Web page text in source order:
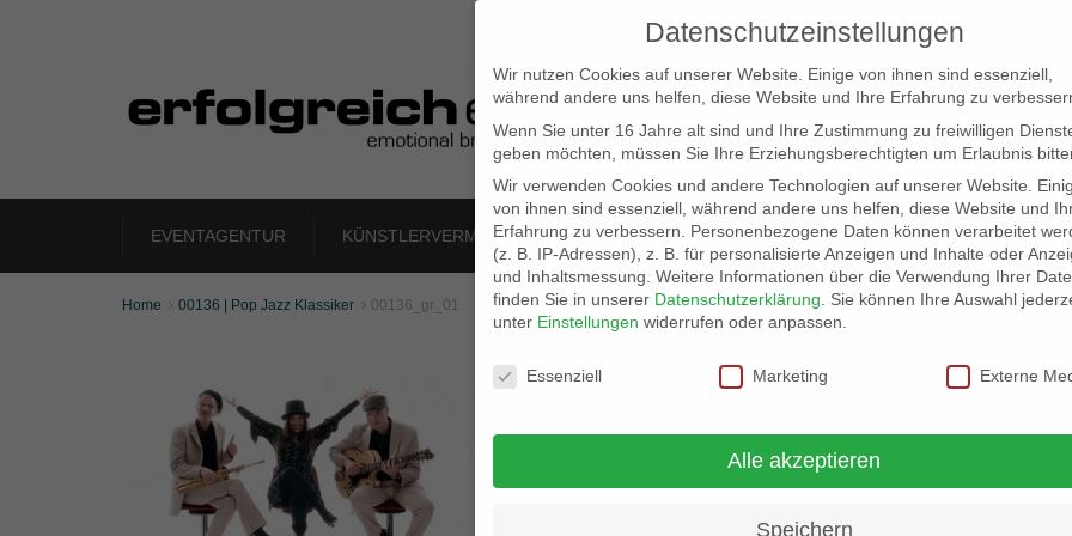
EVENTAGENTUR KÜNSTLERVERMITTLUNG LOCATION SCOUT ELB-LOCATION: PANORAMA
Home  00136 | Pop Jazz Klassiker  00136_gr_01
Datenschutzeinstellungen
Wir nutzen Cookies auf unserer Website. Einige von ihnen sind essenziell,
während andere uns helfen, diese Website und Ihre Erfahrung zu
Wenn Sie unter 16 Jahre alt sind und Ihre Zustimmung zu freiwilligen
geben möchten, müssen Sie Ihre Erziehungsberechtigten um Erlaubnis
Wir verwenden Cookies und andere Technologien auf unserer Website.
von ihnen sind essenziell, während andere uns helfen, diese Website und
Erfahrung zu verbessern.
Personenbezogene Daten können verarbeitet
(z. B. IP-Adressen), z. B. für personalisierte Anzeigen und Inhalte oder
und Inhaltsmessung. Weitere Informationen über die Verwendung Ihrer
finden Sie in unserer Datenschutzerklärung
Sie können Ihre Auswahl
unter Einstellungen widerrufen oder anpassen.
Datenschutzeinstellungen
Essenziell Marketing Externe
Alle akzeptieren
Speichern